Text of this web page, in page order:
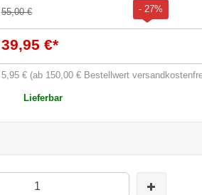
55,00 € - 27%
39,95 €*
5,95 € (ab 150,00 € Bestellwert
Lieferbar